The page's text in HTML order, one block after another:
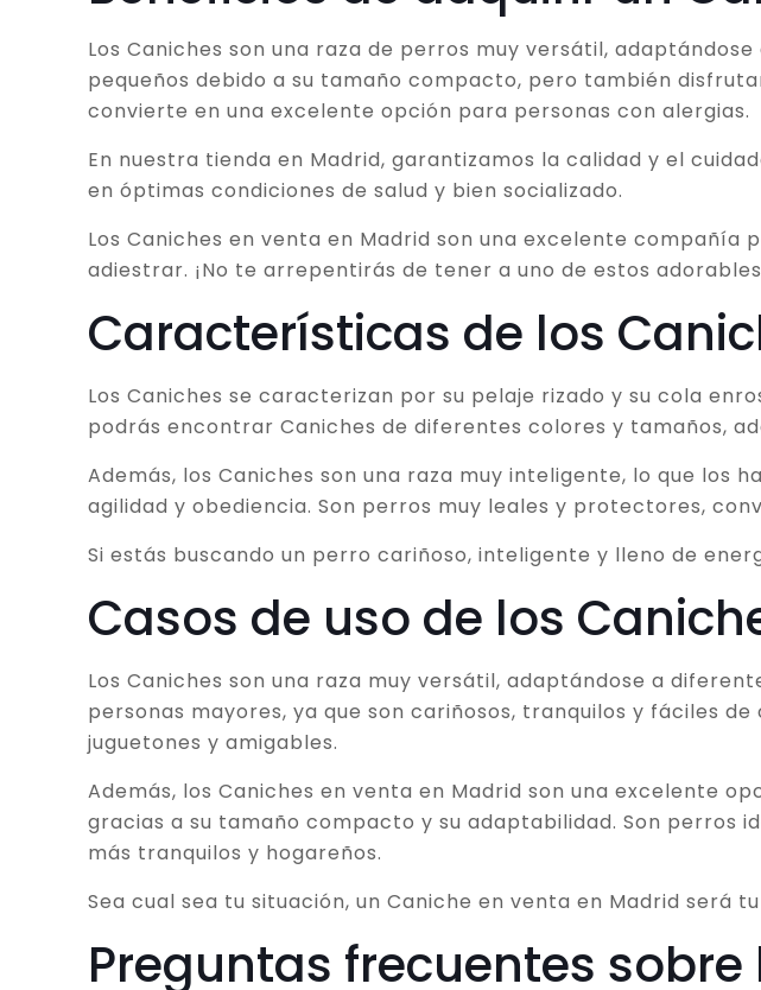
Los Caniches son una raza de perros muy versátil,
pequeños debido a su tamaño compacto, pero también
convierte en una excelente opción para personas con alergias.
En nuestra tienda en Madrid, garantizamos la calidad y el
en óptimas condiciones de salud y bien socializado.
Los Caniches en venta en Madrid son una excelente
adiestrar. ¡No te arrepentirás de tener a uno de estos
Características de los
Los Caniches se caracterizan por su pelaje rizado y su cola
podrás encontrar Caniches de diferentes colores y tamaños,
Además, los Caniches son una raza muy inteligente, lo que
agilidad y obediencia. Son perros muy leales y protectores,
Si estás buscando un perro cariñoso, inteligente y lleno de
Casos de uso de los
Los Caniches son una raza muy versátil, adaptándose a
personas mayores, ya que son cariñosos, tranquilos y fáciles
juguetones y amigables.
Además, los Caniches en venta en Madrid son una excelente
gracias a su tamaño compacto y su adaptabilidad. Son perros
más tranquilos y hogareños.
Sea cual sea tu situación, un Caniche en venta en Madrid
Preguntas frecuentes